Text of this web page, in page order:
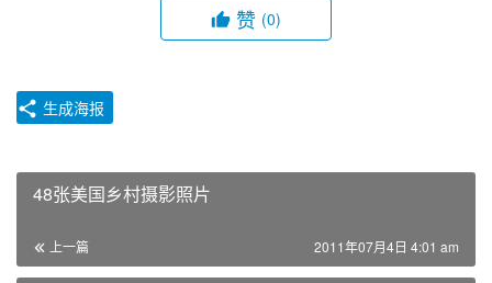
赞 (0)
生成海报
48张美国乡村摄影照片
上一篇 2011年07月4日 4:01 am